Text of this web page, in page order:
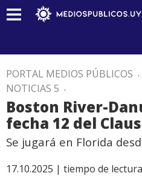
PORTAL MEDIOS PÚBLICOS .
NOTICIAS 5 .
Boston River-
fecha 12 del
Se jugará en Florida
17.10.2025 | tiempo de